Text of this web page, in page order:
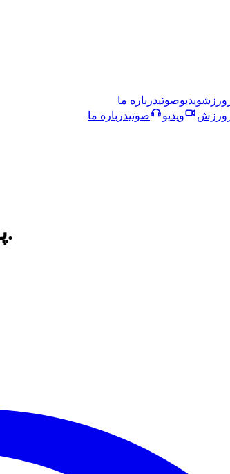
ورزشویدیوصوتیدرباره ما
ورزش ویدیو صوتیدرباره ما
پوتين مى گويد سلاح هسته اى ضامن امنيت روسيه است.